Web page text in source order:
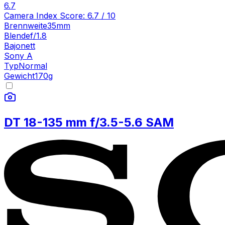
6.7
Camera Index Score: 6.7 / 10
Brennweite35mm
Blendef/1.8
Bajonett
Sony A
TypNormal
Gewicht170g
DT 18-135 mm f/3.5-5.6 SAM